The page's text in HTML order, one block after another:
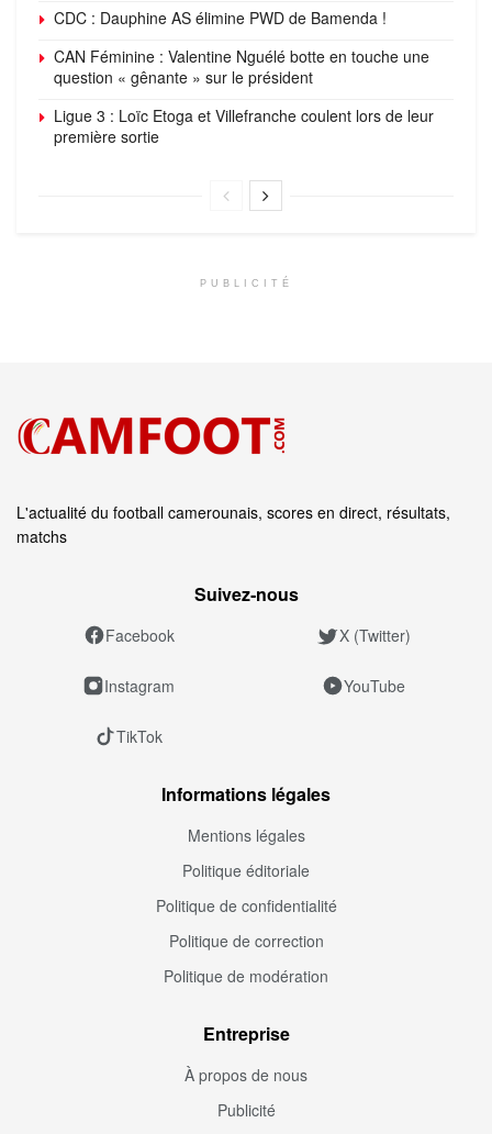
CDC : Dauphine AS élimine PWD de Bamenda !
CAN Féminine : Valentine Nguélé botte en touche une
question « gênante » sur le président
Ligue 3 : Loïc Etoga et Villefranche coulent lors de leur
première sortie
PUBLICITÉ
L'actualité du football camerounais, scores en direct, résultats,
matchs
Suivez‑nous
Facebook X (Twitter)
Instagram YouTube
TikTok
Informations légales
Mentions légales
Politique éditoriale
Politique de confidentialité
Politique de correction
Politique de modération
Entreprise
À propos de nous
Publicité